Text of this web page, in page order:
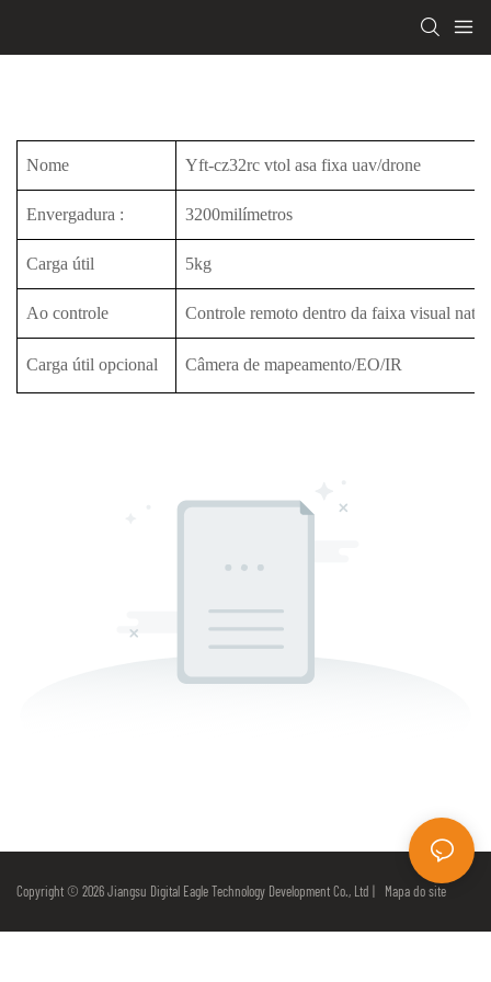
Nome Yft-cz32rc vtol asa fixa uav/drone
Envergadura : 3200milímetros
Carga útil 5kg
Ao controle Controle remoto dentro da faixa visual
Carga útil opcional Câmera de mapeamento/EO/IR
Copyright © 2026 Jiangsu Digital Eagle Technology Development Co., Ltd | Mapa do site